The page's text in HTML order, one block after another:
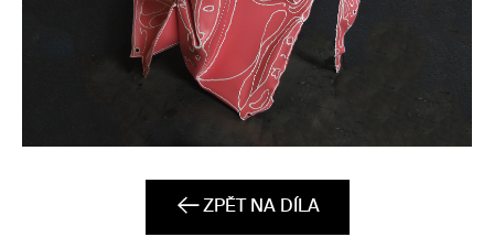
ZPĚT NA DÍLA